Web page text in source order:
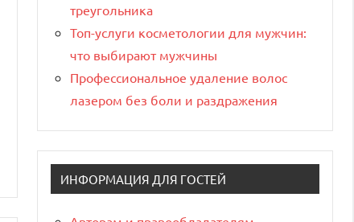
треугольника
Топ-услуги косметологии для мужчин:
что выбирают мужчины
Профессиональное удаление волос
лазером без боли и раздражения
ИНФОРМАЦИЯ ДЛЯ ГОСТЕЙ